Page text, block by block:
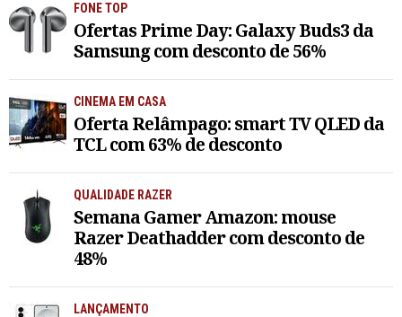
FONE TOP
Ofertas Prime Day: Galaxy Buds3 da
Samsung com desconto de 56%
CINEMA EM CASA
Oferta Relâmpago: smart TV QLED da
TCL com 63% de desconto
QUALIDADE RAZER
Semana Gamer Amazon: mouse
Razer Deathadder com desconto de
48%
LANÇAMENTO